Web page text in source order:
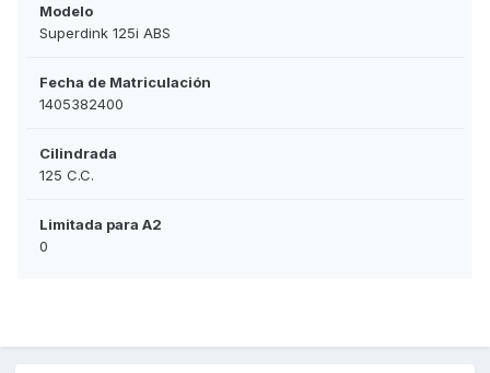
Modelo
Superdink 125i ABS
Fecha de Matriculación
1405382400
Cilindrada
125 C.C.
Limitada para A2
0